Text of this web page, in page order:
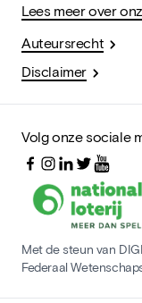
Lees meer over
Auteursrecht
Disclaimer
Volg onze sociale
Met de steun van
Federaal